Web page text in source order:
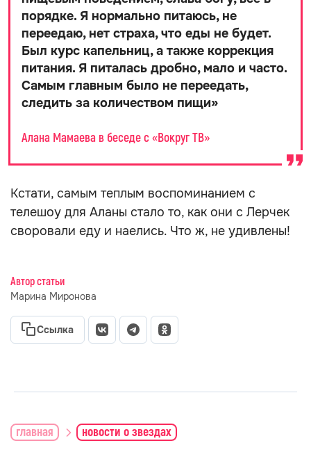
порядке. Я нормально питаюсь, не
переедаю, нет страха, что еды не будет.
Был курс капельниц, а также коррекция
питания. Я питалась дробно, мало и часто.
Самым главным было не переедать,
следить за количеством пищи»
Алана Мамаева в беседе с «Вокруг ТВ»
Кстати, самым теплым воспоминанием с
телешоу для Аланы стало то, как они с Лерчек
своровали еду и наелись. Что ж, не удивлены!
Автор статьи
Марина Миронова
Ссылка
главная новости о звездах